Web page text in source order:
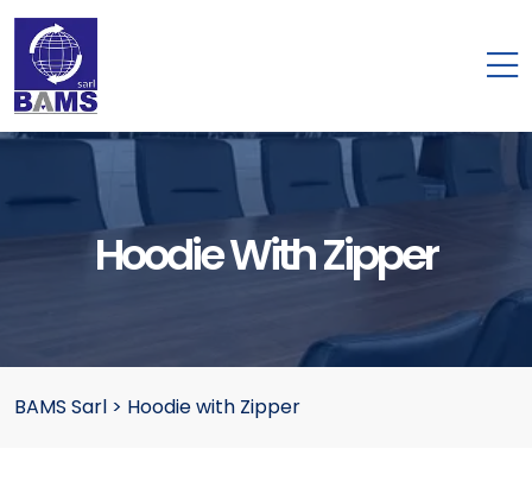
Hoodie With Zipper
BAMS Sarl > Hoodie with Zipper